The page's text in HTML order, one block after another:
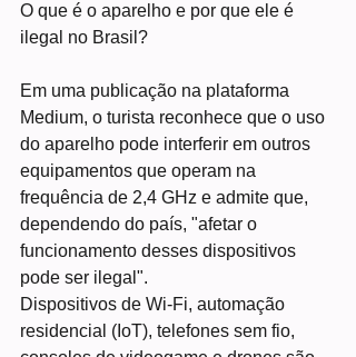
O que é o aparelho e por que ele é
ilegal no Brasil?
Em uma publicação na plataforma
Medium, o turista reconhece que o uso
do aparelho pode interferir em outros
equipamentos que operam na
frequência de 2,4 GHz e admite que,
dependendo do país, "afetar o
funcionamento desses dispositivos
pode ser ilegal".
Dispositivos de Wi-Fi, automação
residencial (IoT), telefones sem fio,